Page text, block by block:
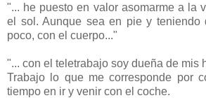
"... he puesto en valor asomarme a la
el sol. Aunque sea en pie y teniendo
poco, con el cuerpo..."
"... con el teletrabajo soy dueña de mis
Trabajo lo que me corresponde por
tiempo en ir y venir con el coche.